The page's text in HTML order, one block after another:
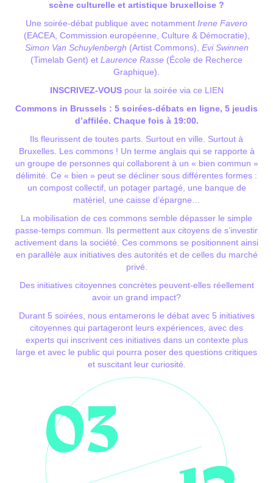
scène culturelle et artistique bruxelloise ?
Une soirée-débat publique avec notamment Irene Favero
(EACEA, Commission européenne, Culture & Démocratie),
Simon Van Schuylenbergh (Artist Commons), Evi Swinnen
(Timelab Gent) et Laurence Rasse (École de Recherce
Graphique).
INSCRIVEZ-VOUSpour la soirée via ce LIEN
Commons in Brussels : 5 soirées-débats en ligne, 5 jeudis
d’affilée. Chaque fois à 19:00.
Ils fleurissent de toutes parts. Surtout en ville. Surtout à
Bruxelles. Les commons ! Un terme anglais qui se rapporte à
un groupe de personnes qui collaborent à un « bien commun »
délimité. Ce « bien » peut se décliner sous différentes formes :
un compost collectif, un potager partagé, une banque de
matériel, une caisse d’épargne…
La mobilisation de ces commons semble dépasser le simple
passe-temps commun. Ils permettent aux citoyens de s’investir
activement dans la société. Ces commons se positionnent ainsi
en parallèle aux initiatives des autorités et de celles du marché
privé.
Des initiatives citoyennes concrètes peuvent-elles réellement
avoir un grand impact?
Durant 5 soirées, nous entamerons le débat avec 5 initiatives
citoyennes qui partageront leurs expériences, avec des
experts qui inscrivent ces initiatives dans un contexte plus
large et avec le public qui pourra poser des questions critiques
et suscitant leur curiosité.
03